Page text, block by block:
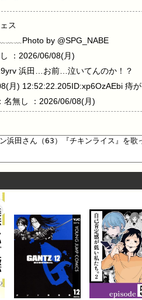
ス
by @SPG_NABE
：2026/06/08(月)
浜田…お前…泣いてんのか！？
月) 12:52:22.205ID:xp6OzAEbi 痔が
名無し ：2026/06/08(月)